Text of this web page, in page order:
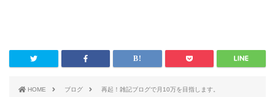
HOME ブログ 再起！雑記ブログで月10万を目指します。